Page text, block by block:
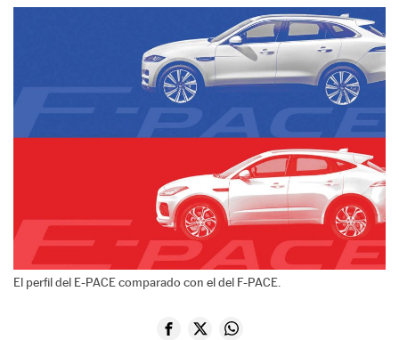
El perfil del E-PACE comparado con el del F-PACE.